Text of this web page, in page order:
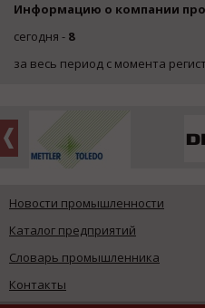
Информацию о компании
сегодня - 8
за весь период с момента
Новости промышленности
Каталог предприятий
Словарь промышленника
Контакты